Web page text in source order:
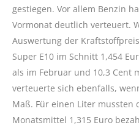
gestiegen. Vor allem Benzin
Vormonat deutlich verteuert.
Auswertung der
Super E10 im Schnitt 1,454
als im Februar und 10,3 Cent
verteuerte sich ebenfalls,
Maß. Für einen Liter mussten
Monatsmittel 1,315 Euro